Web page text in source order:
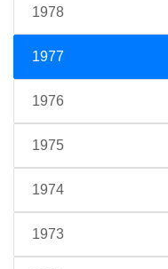
1978
1977
1976
1975
1974
1973